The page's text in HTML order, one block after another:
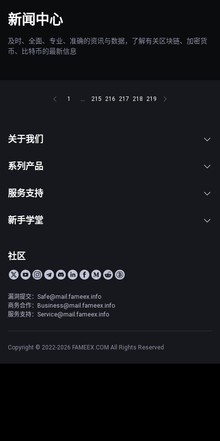
新闻中心
及时、全面、专业、准确的资讯与数据，了解有关区块链、加密货
币、比特币的最新信息
1 ... 215 216 217 218 219
关于我们
系列产品
服务支持
新手学堂
社区
漏洞提交：Safe@mail.fameex.info
商务合作：Business@mail.fameex.info
服务支持：Service@mail.fameex.info
Copyright © 2022-2026 FAMEEX.COM All Rights Reserved